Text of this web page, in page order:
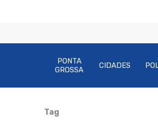
PONTA
GROSSA
CIDADES
Tag